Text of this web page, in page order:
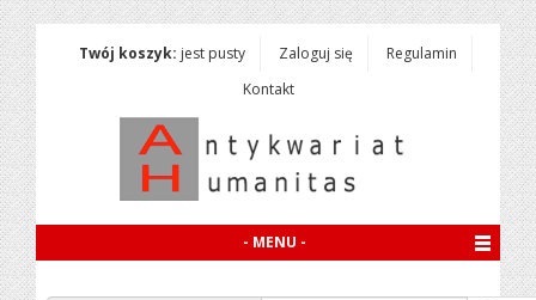
Twój koszyk: jest pusty Zaloguj się
Regulamin
Kontakt
- MENU -